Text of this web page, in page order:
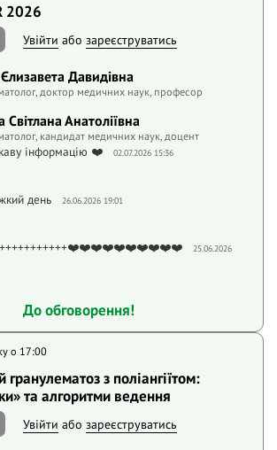
2026
Увійти або зареєструватись
Давидівна
доктор медичних наук, професор
Світлана Анатоліївна
кандидат медичних наук, доцент
інформацію ❤️ 02.07.2026 15:36
день 26.06.2026 19:01
25.06.2026
До обговорення!
o 17:00
гранулематоз з поліангіїтом:
та алгоритми ведення
Увійти або зареєструватись